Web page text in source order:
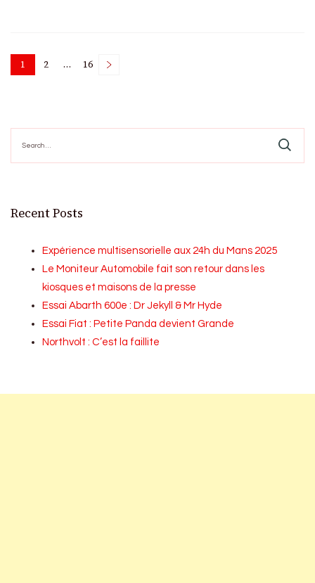
Posts
Page
1 Page
2 … Page
16
for:
Recent Posts
Expérience multisensorielle aux 24h du Mans 2025
Le Moniteur Automobile fait son retour dans les
kiosques et maisons de la presse
Essai Abarth 600e : Dr Jekyll & Mr Hyde
Essai Fiat : Petite Panda devient Grande
Northvolt : C’est la faillite